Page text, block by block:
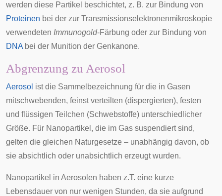
werden diese Partikel beschichtet, z. B. zur Bindung von
Proteinen bei der zur Transmissionselektronenmikroskopie
verwendeten Immunogold-Färbung oder zur Bindung von
DNA bei der Munition der Genkanone.
Abgrenzung zu Aerosol
Aerosol ist die Sammelbezeichnung für die in Gasen
mitschwebenden, feinst verteilten (dispergierten), festen
und flüssigen Teilchen (Schwebstoffe) unterschiedlicher
Größe. Für Nanopartikel, die im Gas suspendiert sind,
gelten die gleichen Naturgesetze – unabhängig davon, ob
sie absichtlich oder unabsichtlich erzeugt wurden.
Nanopartikel in Aerosolen haben z.T. eine kurze
Lebensdauer von nur wenigen Stunden, da sie aufgrund